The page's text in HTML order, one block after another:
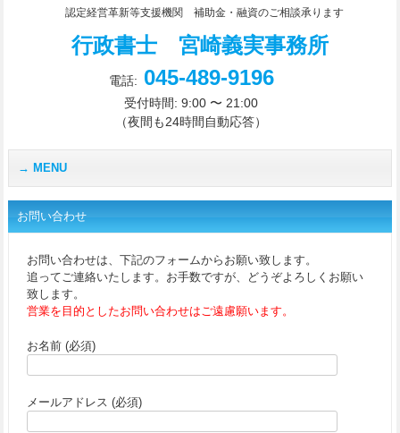
認定経営革新等支援機関 補助金・融資のご相談承ります
行政書士 宮崎義実事務所
電話: 045-489-9196
受付時間: 9:00 〜 21:00
（夜間も24時間自動応答）
MENU
お問い合わせ
お問い合わせは、下記のフォームからお願い致します。
追ってご連絡いたします。お手数ですが、どうぞよろしくお願い
致します。
営業を目的としたお問い合わせはご遠慮願います。
お名前 (必須)
メールアドレス (必須)